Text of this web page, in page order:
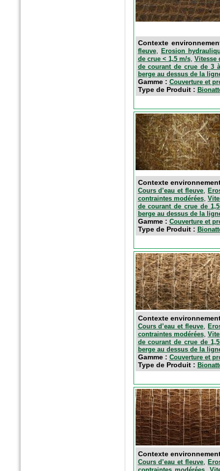
Contexte
fleuve, Erosion
de crue < 1,5 m/s, Vitesse
de courant de crue de 3
berge au dessus de la
Gamme : Couverture et
Type de Produit :
Contexte
Cours d’eau et fleuve ,
contraintes modérées,
de courant de crue de
berge au dessus de la
Gamme : Couverture et
Type de Produit :
Contexte
Cours d’eau et fleuve ,
contraintes modérées,
de courant de crue de
berge au dessus de la
Gamme : Couverture et
Type de Produit :
Contexte
Cours d’eau et fleuve ,
,